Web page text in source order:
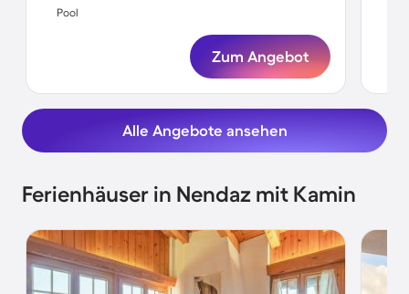
Pool
Zum Angebot
Alle Angebote ansehen
Ferienhäuser in Nendaz mit Kamin